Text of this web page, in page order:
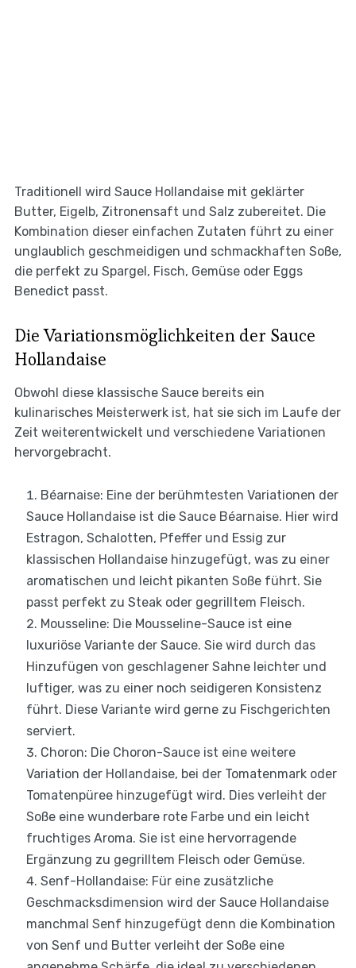
Traditionell wird Sauce Hollandaise mit geklärter
Butter, Eigelb, Zitronensaft und Salz zubereitet. Die
Kombination dieser einfachen Zutaten führt zu einer
unglaublich geschmeidigen und schmackhaften Soße,
die perfekt zu Spargel, Fisch, Gemüse oder Eggs
Benedict passt.
Die Variationsmöglichkeiten der Sauce
Hollandaise
Obwohl diese klassische Sauce bereits ein
kulinarisches Meisterwerk ist, hat sie sich im Laufe der
Zeit weiterentwickelt und verschiedene Variationen
hervorgebracht.
Béarnaise: Eine der berühmtesten Variationen der
Sauce Hollandaise ist die Sauce Béarnaise. Hier wird
Estragon, Schalotten, Pfeffer und Essig zur
klassischen Hollandaise hinzugefügt, was zu einer
aromatischen und leicht pikanten Soße führt. Sie
passt perfekt zu Steak oder gegrilltem Fleisch.
Mousseline: Die Mousseline-Sauce ist eine
luxuriöse Variante der Sauce. Sie wird durch das
Hinzufügen von geschlagener Sahne leichter und
luftiger, was zu einer noch seidigeren Konsistenz
führt. Diese Variante wird gerne zu Fischgerichten
serviert.
Choron: Die Choron-Sauce ist eine weitere
Variation der Hollandaise, bei der Tomatenmark oder
Tomatenpüree hinzugefügt wird. Dies verleiht der
Soße eine wunderbare rote Farbe und ein leicht
fruchtiges Aroma. Sie ist eine hervorragende
Ergänzung zu gegrilltem Fleisch oder Gemüse.
Senf-Hollandaise: Für eine zusätzliche
Geschmacksdimension wird der Sauce Hollandaise
manchmal Senf hinzugefügt denn die Kombination
von Senf und Butter verleiht der Soße eine